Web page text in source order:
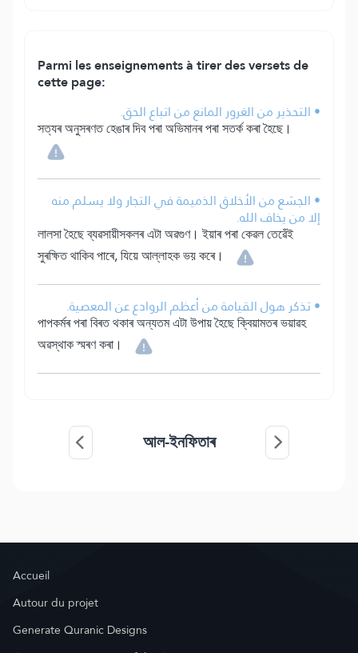
Parmi les enseignements à tirer des versets de
cette page:
• التحذير من الغرور المانع من اتباع الحق.
সত্যৰ অনুসৰণত হেঙাৰ দিব পৰা অভিমানৰ পৰা সতৰ্ক কৰা হৈছে।
• الجشع من الأخلاق الذميمة في التجار ولا يسلم منه
إلا من يخاف الله.
লালসা হৈছে ব্যৱসায়ীসকলৰ এটা অৱগুণ। ইয়াৰ পৰা কেৱল তেৱেঁই
সুৰক্ষিত থাকিব পাৰে, যিয়ে আল্লাহক ভয় কৰে।
• تذكر هول القيامة من أعظم الروادع عن المعصية.
পাপকৰ্মৰ পৰা বিৰত থকাৰ অন্যতম এটা উপায় হৈছে ক্বিয়ামতৰ ভয়াৱহ
অৱস্থাক স্মৰণ কৰা।
আল-ইনফিতাৰ
Accueil
Autour du projet
Generate Quranic Designs